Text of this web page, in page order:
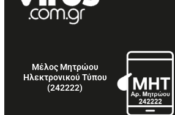
Μέλος Μητρώου
Ηλεκτρονικού Τύπου
(242222)